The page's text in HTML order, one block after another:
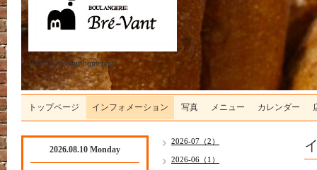
Welcome to our homepage
トップページ インフォメーション 写真 メニュー カレンダー
2026-07（2）
2026-06（1）
2026.08.10 Monday